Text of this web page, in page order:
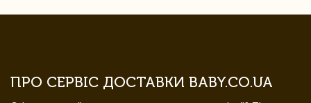
ПРО СЕРВІС ДОСТАВКИ BABY.CO.UA